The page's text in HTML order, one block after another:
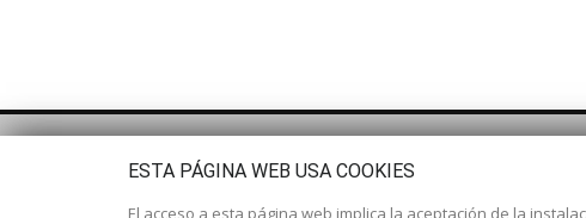
ESTA PÁGINA WEB USA COOKIES
El acceso a esta página web implica la aceptación de la